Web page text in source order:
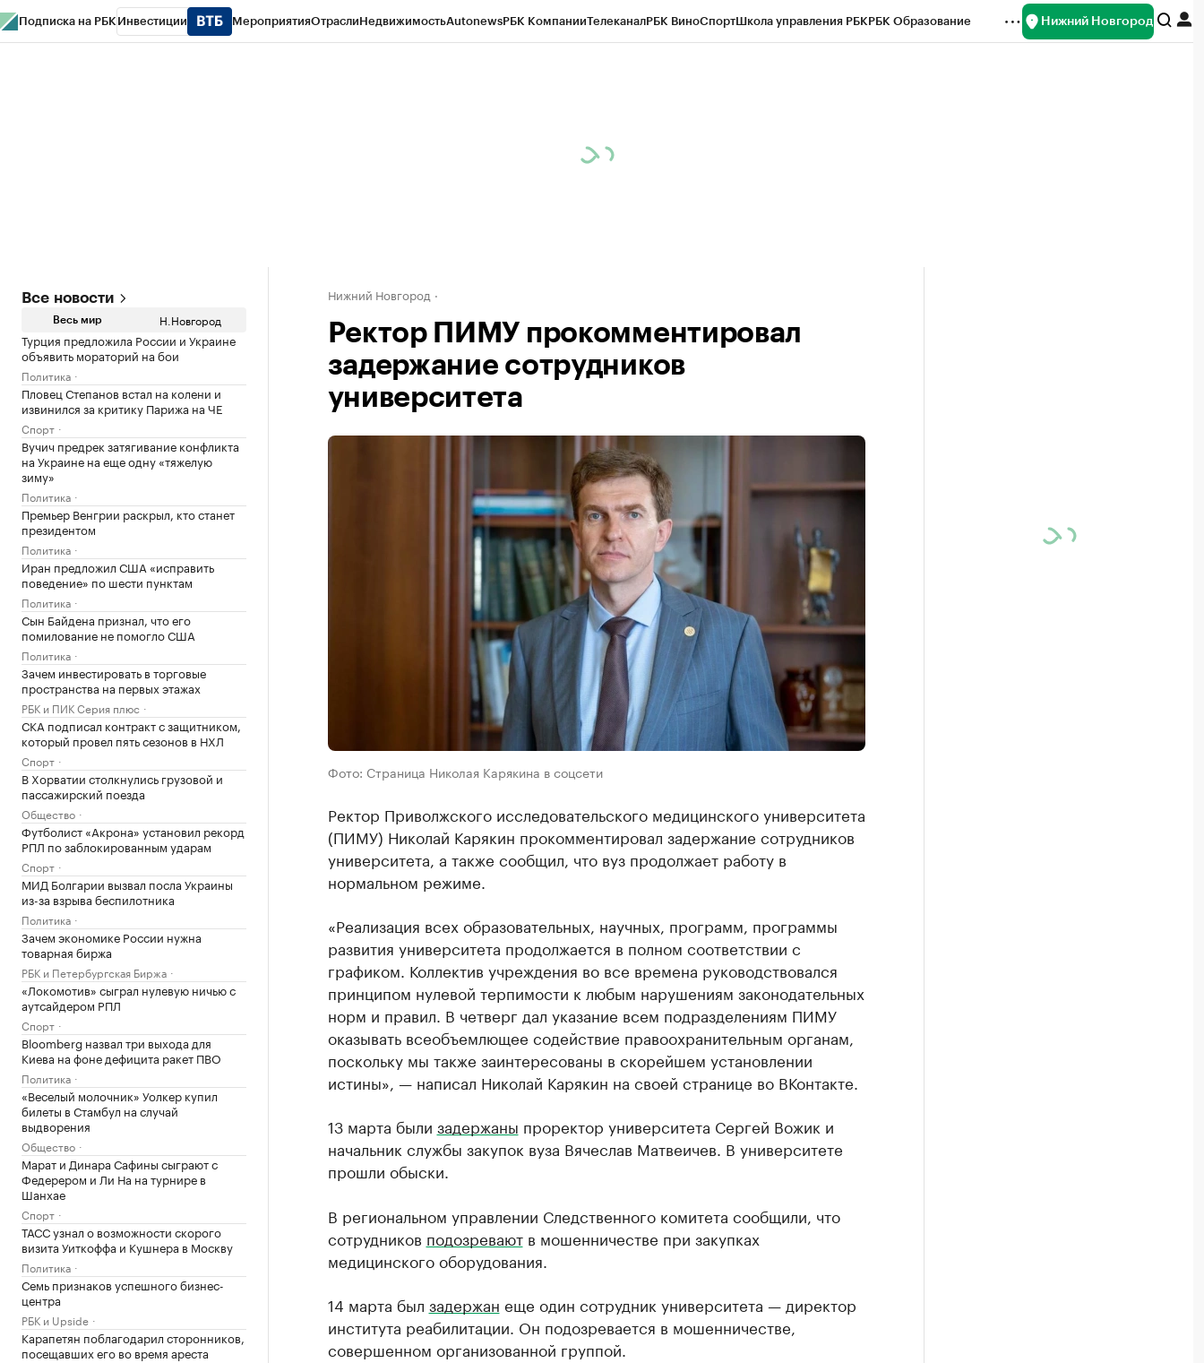
Подписка на РБК Инвестиции МероприятияОтраслиНедвижимостьAutonewsРБК КомпанииТелеканалРБК ВиноСпортШкола управления РБКРБК Образование Нижний Новгород
Все новости
Весь мир Н.Новгород
Турция предложила России и Украине
объявить мораторий на бои
Политика
Пловец Степанов встал на колени и
извинился за критику Парижа на ЧЕ
Спорт
Вучич предрек затягивание конфликта
на Украине на еще одну «тяжелую
зиму»
Политика
Премьер Венгрии раскрыл, кто станет
президентом
Политика
Иран предложил США «исправить
поведение» по шести пунктам
Политика
Сын Байдена признал, что его
помилование не помогло США
Политика
Зачем инвестировать в торговые
пространства на первых этажах
РБК и ПИК Серия плюс
СКА подписал контракт с защитником,
который провел пять сезонов в НХЛ
Спорт
В Хорватии столкнулись грузовой и
пассажирский поезда
Общество
Футболист «Акрона» установил рекорд
РПЛ по заблокированным ударам
Спорт
МИД Болгарии вызвал посла Украины
из-за взрыва беспилотника
Политика
Зачем экономике России нужна
товарная биржа
РБК и Петербургская Биржа
«Локомотив» сыграл нулевую ничью с
аутсайдером РПЛ
Спорт
Bloomberg назвал три выхода для
Киева на фоне дефицита ракет ПВО
Политика
«Веселый молочник» Уолкер купил
билеты в Стамбул на случай
выдворения
Общество
Марат и Динара Сафины сыграют с
Федерером и Ли На на турнире в
Шанхае
Спорт
ТАСС узнал о возможности скорого
визита Уиткоффа и Кушнера в Москву
Политика
Семь признаков успешного бизнес-
центра
РБК и Upside
Карапетян поблагодарил сторонников,
посещавших его во время ареста
Нижний Новгород
Ректор ПИМУ прокомментировал
задержание сотрудников
университета
Фото: Страница Николая Карякина в соцсети
Ректор Приволжского исследовательского медицинского университета
(ПИМУ) Николай Карякин прокомментировал задержание сотрудников
университета, а также сообщил, что вуз продолжает работу в
нормальном режиме.
«Реализация всех образовательных, научных, программ, программы
развития университета продолжается в полном соответствии с
графиком. Коллектив учреждения во все времена руководствовался
принципом нулевой терпимости к любым нарушениям законодательных
норм и правил. В четверг дал указание всем подразделениям ПИМУ
оказывать всеобъемлющее содействие правоохранительным органам,
поскольку мы также заинтересованы в скорейшем установлении
истины», — написал Николай Карякин на своей странице во ВКонтакте.
13 марта были задержаны проректор университета Сергей Вожик и
начальник службы закупок вуза Вячеслав Матвеичев. В университете
прошли обыски.
В региональном управлении Следственного комитета сообщили, что
сотрудников подозреваютв мошенничестве при закупках
медицинского оборудования.
14 марта был задержан еще один сотрудник университета — директор
института реабилитации. Он подозревается в мошенничестве,
совершенном организованной группой.